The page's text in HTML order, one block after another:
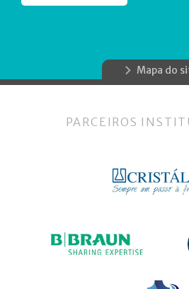
Mapa do
PARCEIROS